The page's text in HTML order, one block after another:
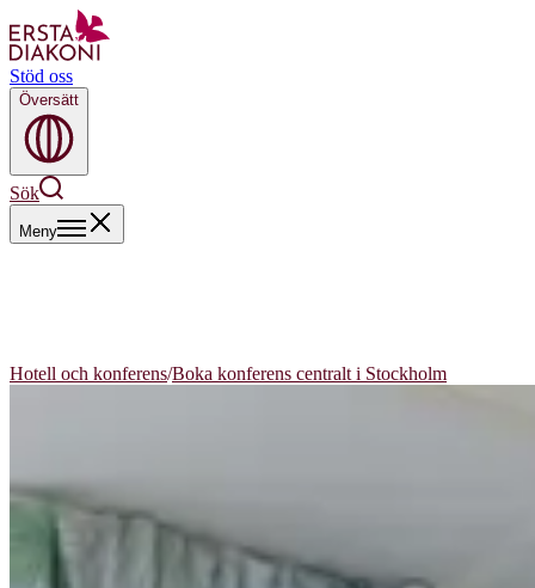
Stöd oss
Översätt
Sök
Meny
Hotell och konferens/Boka konferens centralt i Stockholm